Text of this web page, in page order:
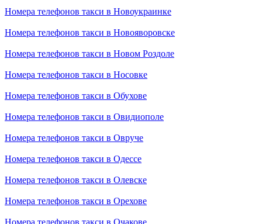
Номера телефонов такси в Новоукраинке
Номера телефонов такси в Новояворовске
Номера телефонов такси в Новом Роздоле
Номера телефонов такси в Носовке
Номера телефонов такси в Обухове
Номера телефонов такси в Овидиополе
Номера телефонов такси в Овруче
Номера телефонов такси в Одессе
Номера телефонов такси в Олевске
Номера телефонов такси в Орехове
Номера телефонов такси в Очакове